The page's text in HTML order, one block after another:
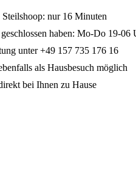
nur 16 Minuten
haben: Mo-Do 19-
unter +49 157 735 176 16
als Hausbesuch möglich
bei Ihnen zu Hause